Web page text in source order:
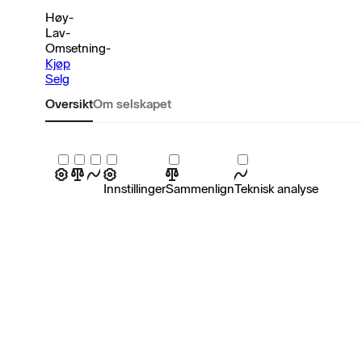
Høy-
Lav-
Omsetning-
Kjøp
Selg
OversiktOm selskapet
InnstillingerSammenlignTeknisk analyse